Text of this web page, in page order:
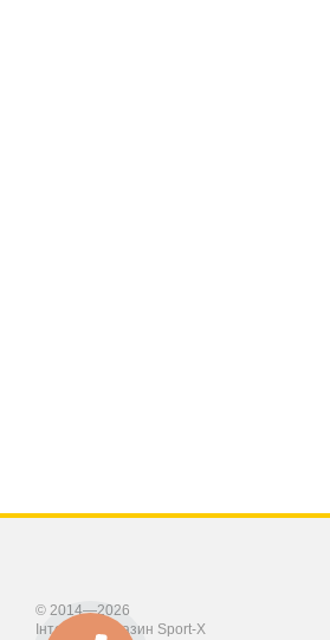
© 2014—2026
Інтернет-магазин Sport-X